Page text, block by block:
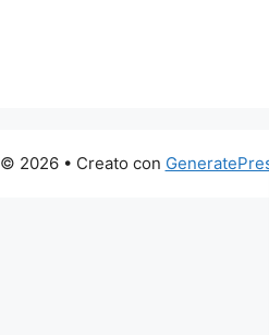
© 2026 • Creato con